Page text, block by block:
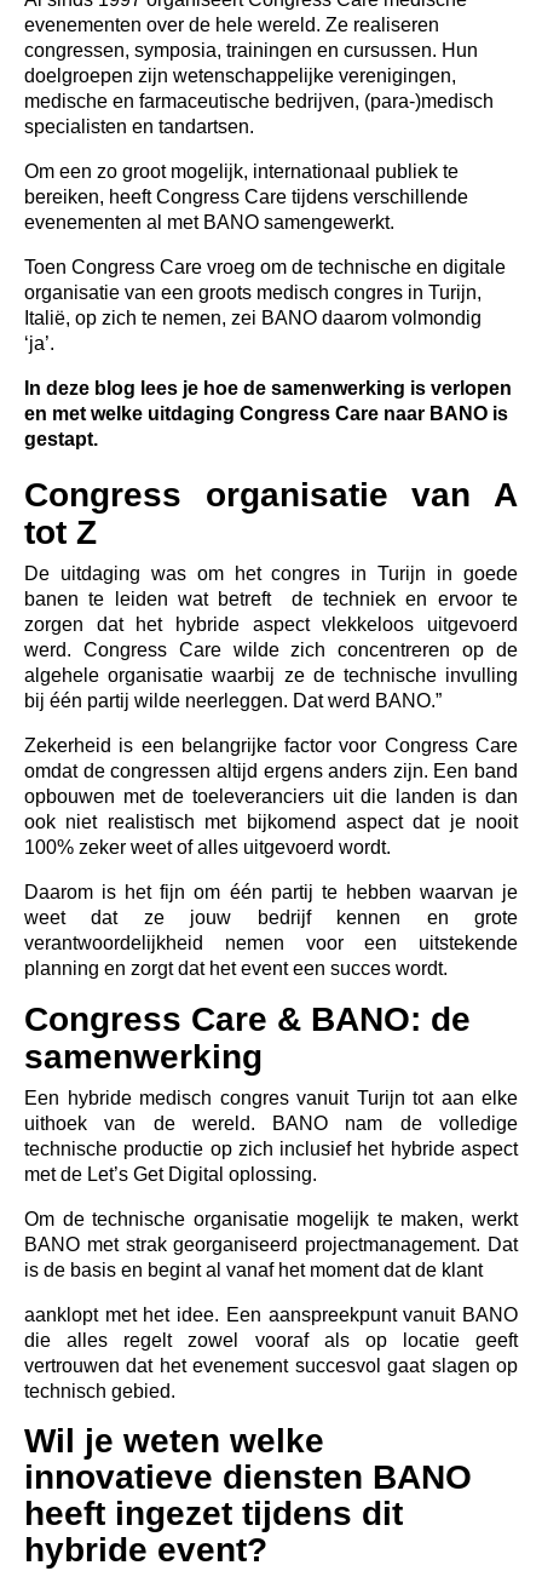
evenementen over de hele wereld. Ze realiseren
congressen, symposia, trainingen en cursussen. Hun
doelgroepen zijn wetenschappelijke verenigingen,
medische en farmaceutische bedrijven, (para-)medisch
specialisten en tandartsen.
Om een zo groot mogelijk, internationaal publiek te
bereiken, heeft Congress Care tijdens verschillende
evenementen al met BANO samengewerkt.
Toen Congress Care vroeg om de technische en digitale
organisatie van een groots medisch congres in Turijn,
Italië, op zich te nemen, zei BANO daarom volmondig
‘ja’.
In deze blog lees je hoe de samenwerking is verlopen
en met welke uitdaging Congress Care naar BANO is
gestapt.
Congress organisatie van A
tot Z
De uitdaging was om het congres in Turijn in goede
banen te leiden wat betreft de techniek en ervoor te
zorgen dat het hybride aspect vlekkeloos uitgevoerd
werd. Congress Care wilde zich concentreren op de
algehele organisatie waarbij ze de technische invulling
bij één partij wilde neerleggen. Dat werd BANO.”
Zekerheid is een belangrijke factor voor Congress Care
omdat de congressen altijd ergens anders zijn. Een band
opbouwen met de toeleveranciers uit die landen is dan
ook niet realistisch met bijkomend aspect dat je nooit
100% zeker weet of alles uitgevoerd wordt.
Daarom is het fijn om één partij te hebben waarvan je
weet dat ze jouw bedrijf kennen en grote
verantwoordelijkheid nemen voor een uitstekende
planning en zorgt dat het event een succes wordt.
Congress Care & BANO: de
samenwerking
Een hybride medisch congres vanuit Turijn tot aan elke
uithoek van de wereld. BANO nam de volledige
technische productie op zich inclusief het hybride aspect
met de Let’s Get Digital oplossing.
Om de technische organisatie mogelijk te maken, werkt
BANO met strak georganiseerd projectmanagement. Dat
is de basis en begint al vanaf het moment dat de klant
aanklopt met het idee. Een aanspreekpunt vanuit BANO
die alles regelt zowel vooraf als op locatie geeft
vertrouwen dat het evenement succesvol gaat slagen op
technisch gebied.
Wil je weten welke
innovatieve diensten BANO
heeft ingezet tijdens dit
hybride event?